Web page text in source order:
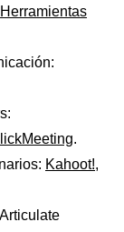
Herramientas
.
Kahoot!,